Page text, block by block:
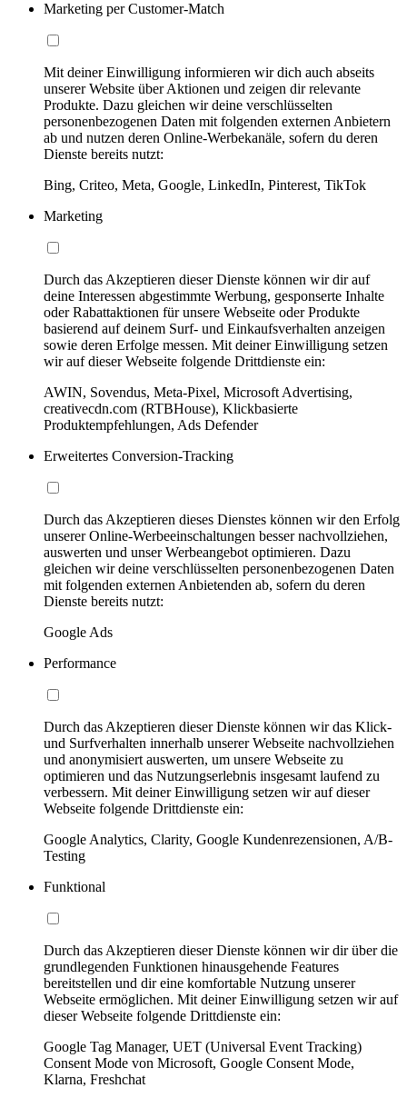
Marketing per Customer-Match
Mit deiner Einwilligung informieren wir dich auch abseits
unserer Website über Aktionen und zeigen dir relevante
Produkte. Dazu gleichen wir deine verschlüsselten
personenbezogenen Daten mit folgenden externen Anbietern
ab und nutzen deren Online-Werbekanäle, sofern du deren
Dienste bereits nutzt:
Bing, Criteo, Meta, Google, LinkedIn, Pinterest, TikTok
Marketing
Durch das Akzeptieren dieser Dienste können wir dir auf
deine Interessen abgestimmte Werbung, gesponserte Inhalte
oder Rabattaktionen für unsere Webseite oder Produkte
basierend auf deinem Surf- und Einkaufsverhalten anzeigen
sowie deren Erfolge messen. Mit deiner Einwilligung setzen
wir auf dieser Webseite folgende Drittdienste ein:
AWIN, Sovendus, Meta-Pixel, Microsoft Advertising,
creativecdn.com (RTBHouse), Klickbasierte
Produktempfehlungen, Ads Defender
Erweitertes Conversion-Tracking
Durch das Akzeptieren dieses Dienstes können wir den Erfolg
unserer Online-Werbeeinschaltungen besser nachvollziehen,
auswerten und unser Werbeangebot optimieren. Dazu
gleichen wir deine verschlüsselten personenbezogenen Daten
mit folgenden externen Anbietenden ab, sofern du deren
Dienste bereits nutzt:
Google Ads
Performance
Durch das Akzeptieren dieser Dienste können wir das Klick-
und Surfverhalten innerhalb unserer Webseite nachvollziehen
und anonymisiert auswerten, um unsere Webseite zu
optimieren und das Nutzungserlebnis insgesamt laufend zu
verbessern. Mit deiner Einwilligung setzen wir auf dieser
Webseite folgende Drittdienste ein:
Google Analytics, Clarity, Google Kundenrezensionen, A/B-
Testing
Funktional
Durch das Akzeptieren dieser Dienste können wir dir über die
grundlegenden Funktionen hinausgehende Features
bereitstellen und dir eine komfortable Nutzung unserer
Webseite ermöglichen. Mit deiner Einwilligung setzen wir auf
dieser Webseite folgende Drittdienste ein:
Google Tag Manager, UET (Universal Event Tracking)
Consent Mode von Microsoft, Google Consent Mode,
Klarna, Freshchat